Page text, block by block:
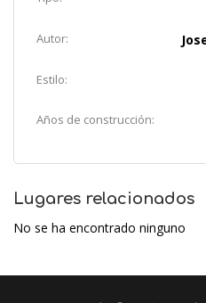
Autor:
Estilo:
Años de construcción:
Lugares relacionados
No se ha encontrado ninguno